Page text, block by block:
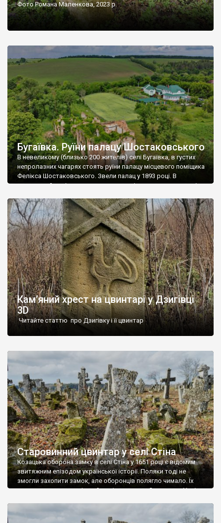
Фото Романа Маленкова, 2023 р.
Бугаївка. Руїни палацу Шостаковського
В невеликому (близько 200 жителів) селі Бугаївка, в густих
непролазних чагарях стоять руїни палацу місцевого поміщика
Фелікса Шостаковського. Звели палац у 1893 році. В
радянський період у ньому спочатку містилася школа, потім
століття тут розмістили туберкульозну лікарню. Коли із
палацу виїхала лікарня – ми точно не […]
Кам’яний хрест на цвинтарі у Дзигівці
3D
Читайте статтю про Дзигівку і її цвинтар
Старовинний цвинтар у селі Стіна
Козацька оборона замку в селі Стіна у 1651 році є відомим
звитяжним епізодом української історії. Поляки тоді не
змогли захопити замок, але оборонців полягло чимало. Їх
поховали на цвинтарі, який тоді називався Замковим. Нині на
ньому чимало хрестів 19 століття, є такі, де епітафії стер […]